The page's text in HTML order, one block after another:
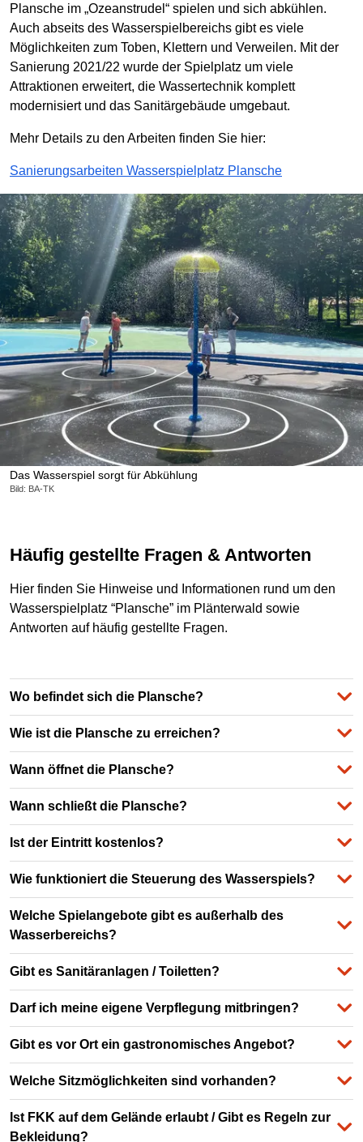
Das Wasserspiel sorgt für Abkühlung
Bild: BA-TK
Plansche im „Ozeanstrudel“ spielen und sich abkühlen.
Auch abseits des Wasserspielbereichs gibt es viele
Möglichkeiten zum Toben, Klettern und Verweilen. Mit der
Sanierung 2021/22 wurde der Spielplatz um viele
Attraktionen erweitert, die Wassertechnik komplett
modernisiert und das Sanitärgebäude umgebaut.
Mehr Details zu den Arbeiten finden Sie hier:
Sanierungsarbeiten Wasserspielplatz Plansche
Häufig gestellte Fragen & Antworten
Hier finden Sie Hinweise und Informationen rund um den
Wasserspielplatz “Plansche” im Plänterwald sowie
Antworten auf häufig gestellte Fragen.
Wo befindet sich die Plansche?
Wie ist die Plansche zu erreichen?
Wann öffnet die Plansche?
Wann schließt die Plansche?
Ist der Eintritt kostenlos?
Wie funktioniert die Steuerung des Wasserspiels?
Welche Spielangebote gibt es außerhalb des
Wasserbereichs?
Gibt es Sanitäranlagen / Toiletten?
Darf ich meine eigene Verpflegung mitbringen?
Gibt es vor Ort ein gastronomisches Angebot?
Welche Sitzmöglichkeiten sind vorhanden?
Ist FKK auf dem Gelände erlaubt / Gibt es Regeln zur
Bekleidung?